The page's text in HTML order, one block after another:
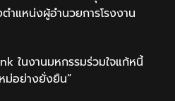
ำแหน่งผู้อำนวยการโรงงาน
ในงานมหกรรมร่วมใจแก้หนี้
ม่อย่างยั่งยืน”